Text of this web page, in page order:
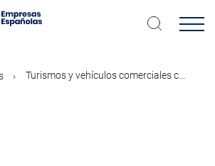
Turismos y vehículos comerciales c...